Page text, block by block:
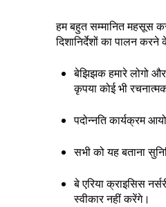
हम बहुत सम्मानित महसूस
दिशानिर्देशों का पालन
बेझिझक हमारे लोगो
कृपया कोई भी
पदोन्नति कार्यक्रम
सभी को यह बताना
बे एरिया क्राइसिस
स्वीकार नहीं करेंगे।